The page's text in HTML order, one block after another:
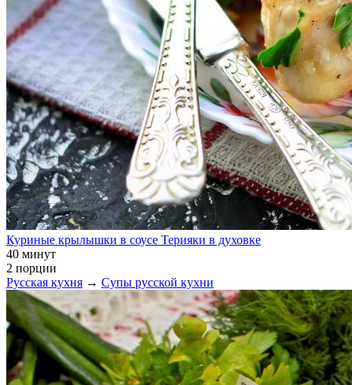
Куриные крылышки в соусе Терияки в духовке
40 минут
2 порции
Русская кухня → Супы русской кухни